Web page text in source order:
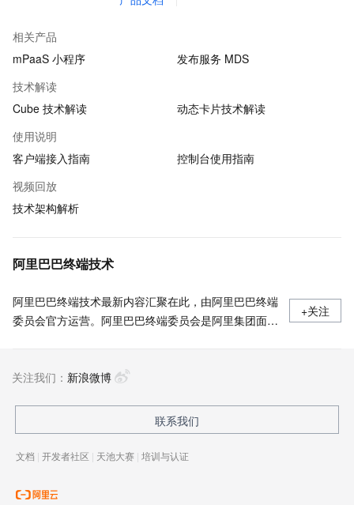
相关产品
mPaaS 小程序
发布服务 MDS
技术解读
Cube 技术解读
动态卡片技术解读
使用说明
客户端接入指南
控制台使用指南
视频回放
技术架构解析
阿里巴巴终端技术
阿里巴巴终端技术最新内容汇聚在此，由阿里巴巴终端
委员会官方运营。阿里巴巴终端委员会是阿里集团面向
策略和目标并落地执行，推动终端技术发展，帮助工程
巴终端域的官方公众号：阿里巴巴终端技术，欢迎关
注。
+关注
关注我们： 新浪微博
联系我们
文档 | 开发者社区 | 天池大赛 | 培训与认证